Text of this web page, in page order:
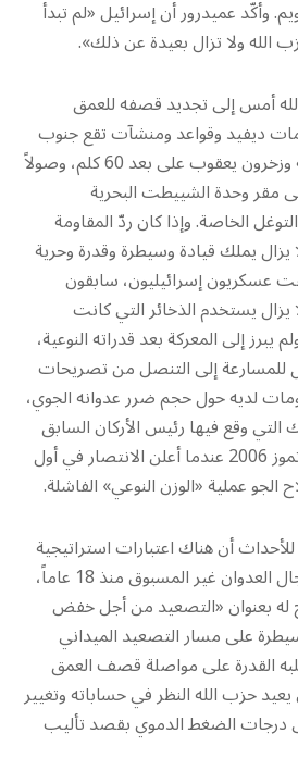
وأكّد عميدرور أن إسرائيل «لم تبدأ
ولا تزال بعيدة عن ذلك».
أمس إلى تجديد قصفه للعمق
ديفيد وقواعد ومنشآت تقع جنوب
حيفا وبالقرب من العفولة وزخرون يعقوب على بعد 60 كلم، وصولاً
مقر وحدة الشييطت البحرية
الخاصة. وإذا كان ردّ المقاومة
يملك قيادة وسيطرة وقدرة وحرية
عسكريون إسرائيليون، سابقون
يزال يستخدم الذخائر التي كانت
لديه عام 2006، ولم يبرز إلى المعركة بعد قدراته النوعية،
للمسارعة إلى التنصل من تصريحات
لديه حول حجم ضرر عدوانه الجوي،
التي وقع فيها رئيس الأركان السابق
دان حالوتس خلال حرب تموز 2006 عندما أعلن الانتصار في أول
الجو عملية «الوزن النوعي» الفاشلة.
أن هناك اعتبارات استراتيجية
فرضت على العدو استعجال العدوان غير المسبوق منذ 18 عاماً،
له بعنوان «التصعيد من أجل خفض
على مسار التصعيد الميداني
القدرة على مواصلة قصف العمق
حزب الله النظر في حساباته وتغيير
درجات الضغط الدموي بقصد تأليب